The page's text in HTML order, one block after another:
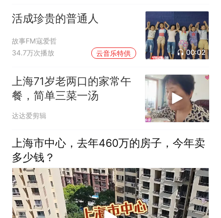
活成珍贵的普通人
故事FM寇爱哲
34.7万次播放
云音乐特供 00:02
上海71岁老两口的家常午
餐，简单三菜一汤
达达爱剪辑
上海市中心，去年460万的房子，今年卖
多少钱？